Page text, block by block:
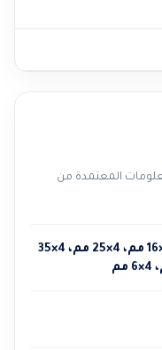
المعتمدة من
4×10 مم، 4×16 مم، 4×25 مم، 4×35